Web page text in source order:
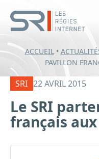
ACCUEIL•
PAVILLON
SRI 22 AVRIL 2015
Le SRI
français